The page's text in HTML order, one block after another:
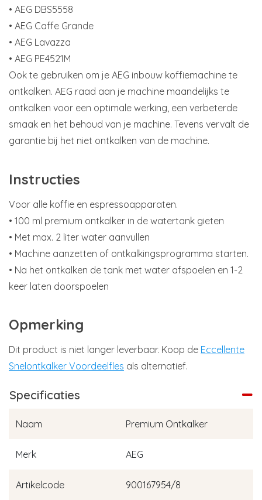
• AEG DBS5558
• AEG Caffe Grande
• AEG Lavazza
• AEG PE4521M
Ook te gebruiken om je AEG inbouw koffiemachine te
ontkalken. AEG raad aan je machine maandelijks te
ontkalken voor een optimale werking, een verbeterde
smaak en het behoud van je machine. Tevens vervalt de
garantie bij het niet ontkalken van de machine.
Instructies
Voor alle koffie en espressoapparaten.
• 100 ml premium ontkalker in de watertank gieten
• Met max. 2 liter water aanvullen
• Machine aanzetten of ontkalkingsprogramma starten.
• Na het ontkalken de tank met water afspoelen en 1-2
keer laten doorspoelen
Opmerking
Dit product is niet langer leverbaar. Koop de Eccellente
Snelontkalker Voordeelfles als alternatief.
Specificaties
Naam Premium Ontkalker
Merk AEG
Artikelcode 900167954/8